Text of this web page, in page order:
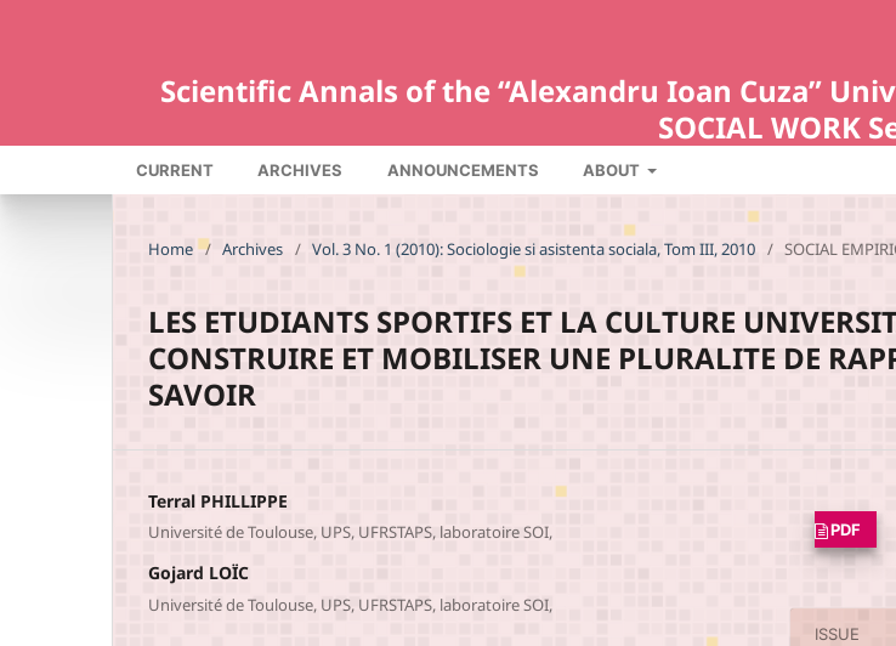
Scientific Annals of the “Alexandru Ioan Cuza”
SOCIAL WORK
CURRENT ARCHIVES ANNOUNCEMENTS ABOUT
Home / Archives / Vol. 3 No. 1 (2010): Sociologie si asistenta sociala, Tom III, 2010 / SOCIAL
LES ETUDIANTS SPORTIFS ET LA CULTURE
CONSTRUIRE ET MOBILISER UNE PLURALITE DE
SAVOIR
Terral PHILLIPPE
Université de Toulouse, UPS, UFRSTAPS, laboratoire SOI,
Gojard LOÏC
Université de Toulouse, UPS, UFRSTAPS, laboratoire SOI,
PDF
ISSUE